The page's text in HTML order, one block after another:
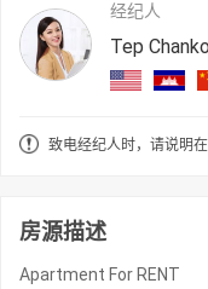
经纪人
Tep
致电经纪人时，请说明
房源描述
Apartment For RENT